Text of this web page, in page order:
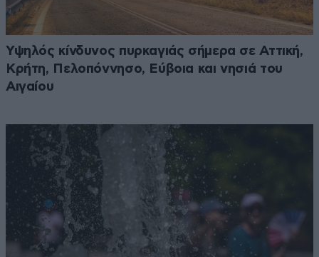
Υψηλός κίνδυνος πυρκαγιάς σήμερα σε Αττική,
Κρήτη, Πελοπόννησο, Εύβοια και νησιά του
Αιγαίου